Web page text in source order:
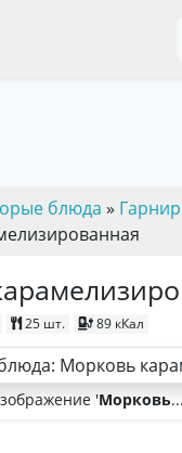
блюда »
25 шт. 89 кКал
'Морковь